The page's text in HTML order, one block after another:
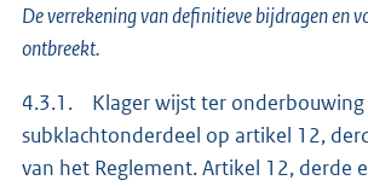
De verrekening van definitieve bijdragen en
ontbreekt.
4.3.1. Klager wijst ter onderbouwing
subklachtonderdeel op artikel 12,
van het Reglement. Artikel 12, derde